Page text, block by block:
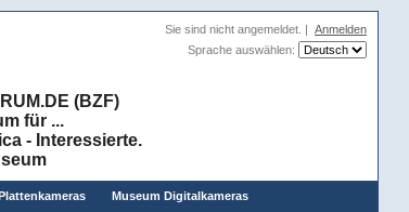
Sie sind nicht angemeldet. | Anmelden
Sprache auswählen:
(BZF)
für ...
- Interessierte.
Museum Digitalkameras